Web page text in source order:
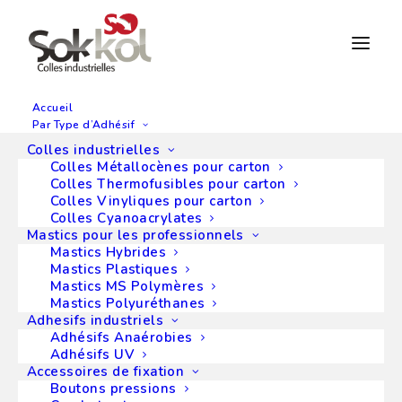
Accueil
Par Type d’Adhésif
Colles industrielles
Colles Métallocènes pour carton
Colles Thermofusibles pour carton
Colles Vinyliques pour carton
Colles Cyanoacrylates
Mastics pour les professionnels
Mastics Hybrides
Mastics Plastiques
Mastics MS Polymères
Mastics Polyuréthanes
Adhesifs industriels
Adhésifs Anaérobies
Adhésifs UV
Accessoires de fixation
Boutons pressions
Mon compte
[woocommerce_my_account]
Faites-vous livrer en France métropolitaine en
moins de 72h, ou à l'étranger